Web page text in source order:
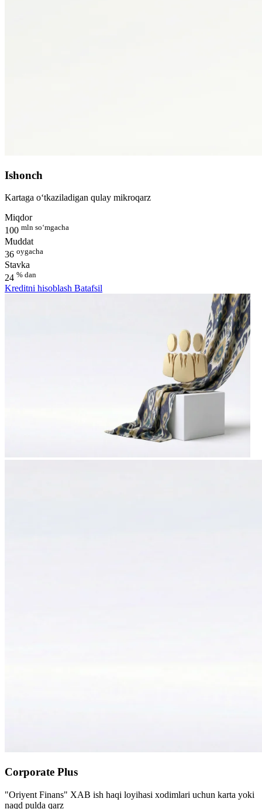
Ishonch
Kartaga o‘tkaziladigan qulay mikroqarz
Miqdor
100 mln so‘mgacha
Muddat
36 oygacha
Stavka
24 % dan
Kreditni hisoblash Batafsil
Corporate Plus
"Oriyent Finans" XAB ish haqi loyihasi xodimlari uchun karta yoki
naqd pulda qarz